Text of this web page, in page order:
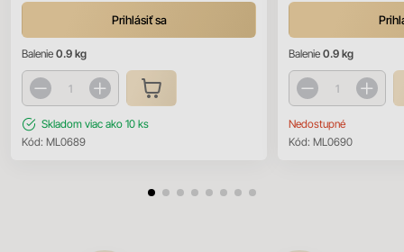
Prihlásiť sa
Balenie 0.9 kg
Skladom viac ako 10 ks
Kód: ML0689
Balenie 0.9 kg
Nedostupné
Kód: ML0690